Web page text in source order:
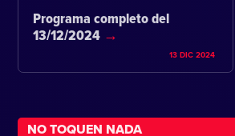
Programa completo del
13/12/2024
13 DIC 2024
NO TOQUEN NADA